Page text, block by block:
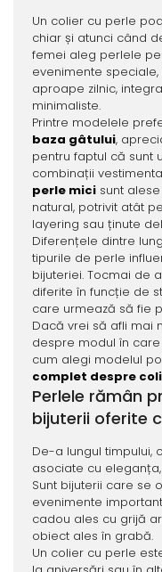
Un colier cu perle
chiar și atunci când
femei aleg perlele
evenimente
aproape zilnic,
minimaliste.
Printre modelele
baza gâtului,
pentru faptul că sunt
combinații
perle micisunt alese
natural, potrivit atât
layering sau ținute
Diferențele dintre
tipurile de perle
bijuteriei. Tocmai de
diferite în funcție de
care urmează să fie
Dacă vrei să afli mai
despre modul în
cum alegi modelul
complet despre
Perlele rămân
bijuterii oferite
De-a lungul timpului,
asociate cu
Sunt bijuterii care se
evenimente
cadou ales cu grijă
obiect ales în grabă.
Un colier cu perle